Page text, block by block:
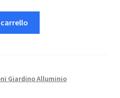
Giardino Alluminio